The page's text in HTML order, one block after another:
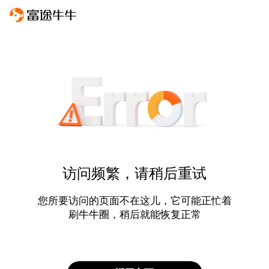
访问频繁，请稍后重试
您所要访问的页面不在这儿，它可能正忙着
刷牛牛圈，稍后就能恢复正常